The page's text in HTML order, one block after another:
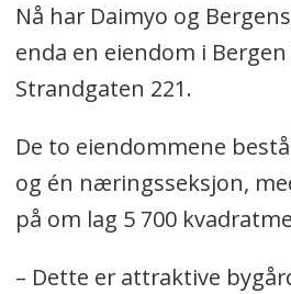
Nå har Daimyo og
enda en eiendom i
Strandgaten 221.
De to eiendommene
og én næringsseksjon,
på om lag 5 700
– Dette er attraktive